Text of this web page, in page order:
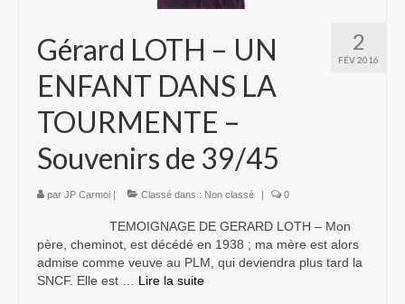
2
FÉV 2016
Gérard LOTH – UN
ENFANT DANS LA
TOURMENTE –
Souvenirs de 39/45
par JP Carmoi | Classé dans : Non classé | 0
TEMOIGNAGE DE GERARD LOTH – Mon
père, cheminot, est décédé en 1938 ; ma mère est alors
admise comme veuve au PLM, qui deviendra plus tard la
SNCF. Elle est … Lire la suite­­